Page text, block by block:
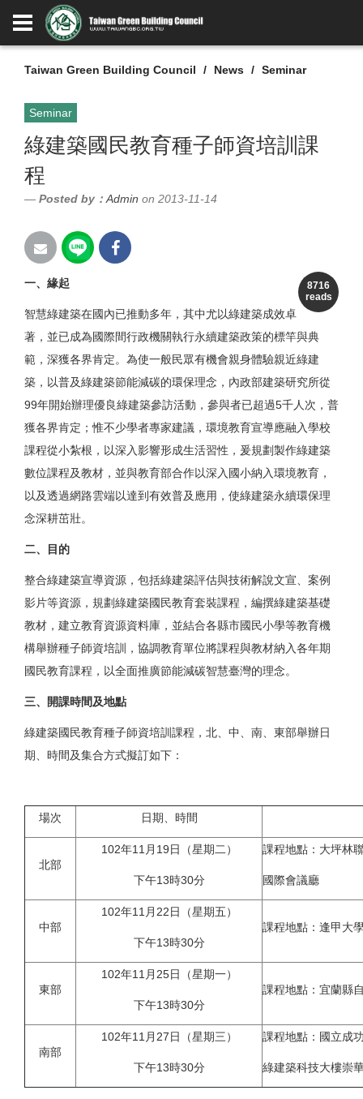
Taiwan Green Building Council News Seminar
Seminar
綠建築國民教育種子師資培訓課
程
Posted by： Admin on 2013-11-14
8716
reads
一、緣起
智慧綠建築在國內已推動多年，其中尤以綠建築成效卓
著，並已成為國際間行政機關執行永續建築政策的標竿與典
範，深獲各界肯定。為使一般民眾有機會親身體驗親近綠建
築，以普及綠建築節能減碳的環保理念，內政部建築研究所從
99年開始辦理優良綠建築參訪活動，參與者已超過5千人次，普
獲各界肯定；惟不少學者專家建議，環境教育宣導應融入學校
課程從小紮根，以深入影響形成生活習性，爰規劃製作綠建築
數位課程及教材，並與教育部合作以深入國小納入環境教育，
以及透過網路雲端以達到有效普及應用，使綠建築永續環保理
念深耕茁壯。
二、目的
整合綠建築宣導資源，包括綠建築評估與技術解說文宣、案例
影片等資源，規劃綠建築國民教育套裝課程，編撰綠建築基礎
教材，建立教育資源資料庫，並結合各縣市國民小學等教育機
構舉辦種子師資培訓，協調教育單位將課程與教材納入各年期
國民教育課程，以全面推廣節能減碳智慧臺灣的理念。
三、開課時間及地點
綠建築國民教育種子師資培訓課程，北、中、南、東部舉辦日
期、時間及集合方式擬訂如下：
場次 日期、時間
北部
102年11月19日（星期二）
下午13時30分
課程地點：大坪林
國際會議廳
中部
102年11月22日（星期五）
下午13時30分
課程地點：逢甲大
東部
102年11月25日（星期一）
下午13時30分
課程地點：宜蘭縣
南部
102年11月27日（星期三）
下午13時30分
課程地點：國立成
綠建築科技大樓崇